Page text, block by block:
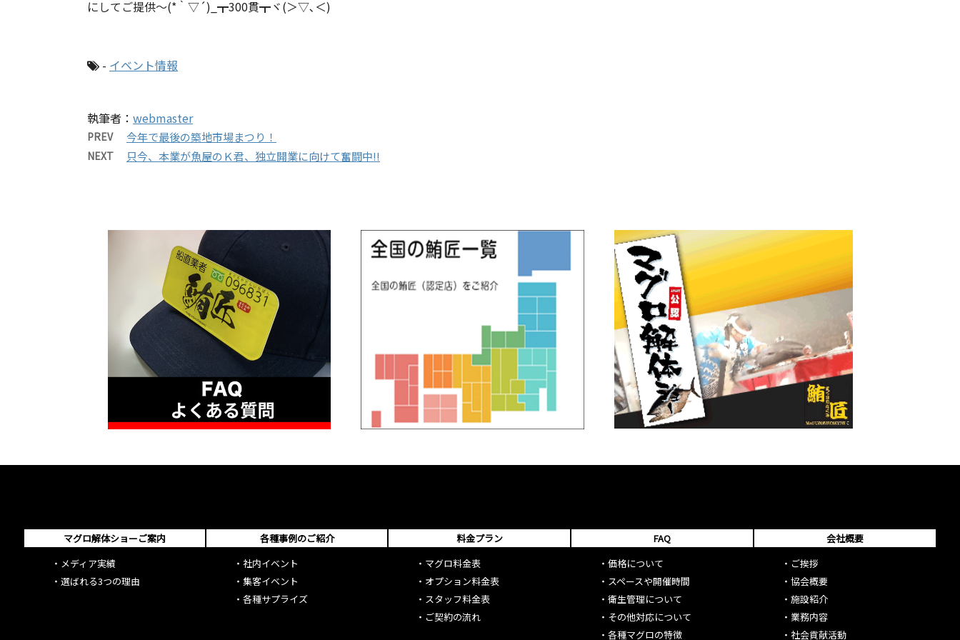
にしてご提供～(*｀▽´)_┳300貫┳ヾ(＞▽､＜)
- イベント情報
執筆者： webmaster
PREV 今年で最後の築地市場まつり！
NEXT 只今、本業が魚屋のＫ君、独立開業に向けて奮闘中!!
マグロ解体ショーご案内
・ メディア実績
・ 選ばれる3つの理由
各種事例のご紹介
・ 社内イベント
・ 集客イベント
・ 各種サプライズ
料金プラン
・ マグロ料金表
・ オプション料金表
・ スタッフ料金表
・ ご契約の流れ
FAQ
・価格について
・ スペースや開催時間
・衛生管理について
・ その他対応について
・各種マグロの特徴
会社概要
・ ご挨拶
・協会概要
・施設紹介
・ 業務内容
・社会貢献活動